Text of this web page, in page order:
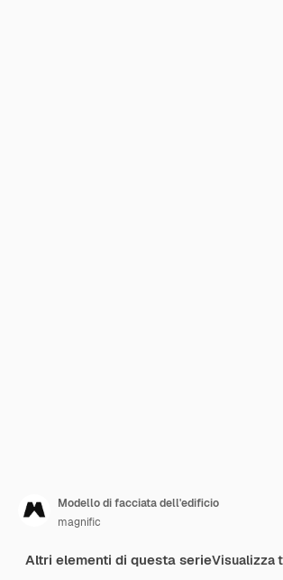
Modello di facciata dell'edificio
magnific
Altri elementi di questa serieVisualizza